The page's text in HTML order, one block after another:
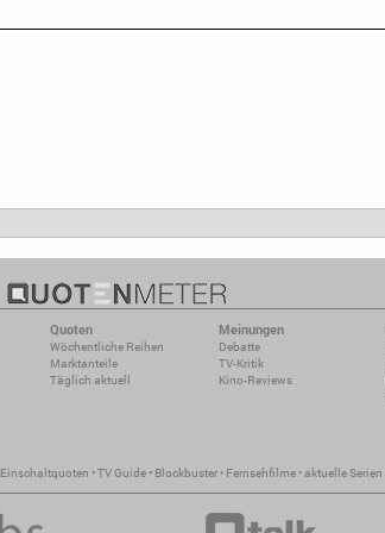
Quoten
Wöchentliche Reihen
Marktanteile
Täglich aktuell
Meinungen
Debatte
TV-Kritik
Kino-Reviews
Einschaltquoten •TV Guide • Blockbuster • Fernsehfilme •aktuelle Serien